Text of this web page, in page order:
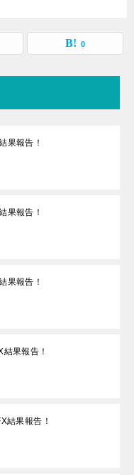
0
果報告！
果報告！
果報告！
果報告！
結果報告！